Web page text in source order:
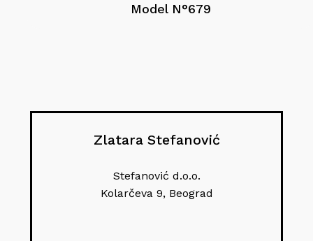
Model N°679
Zlatara Stefanović
Stefanović d.o.o.
Kolarčeva 9, Beograd